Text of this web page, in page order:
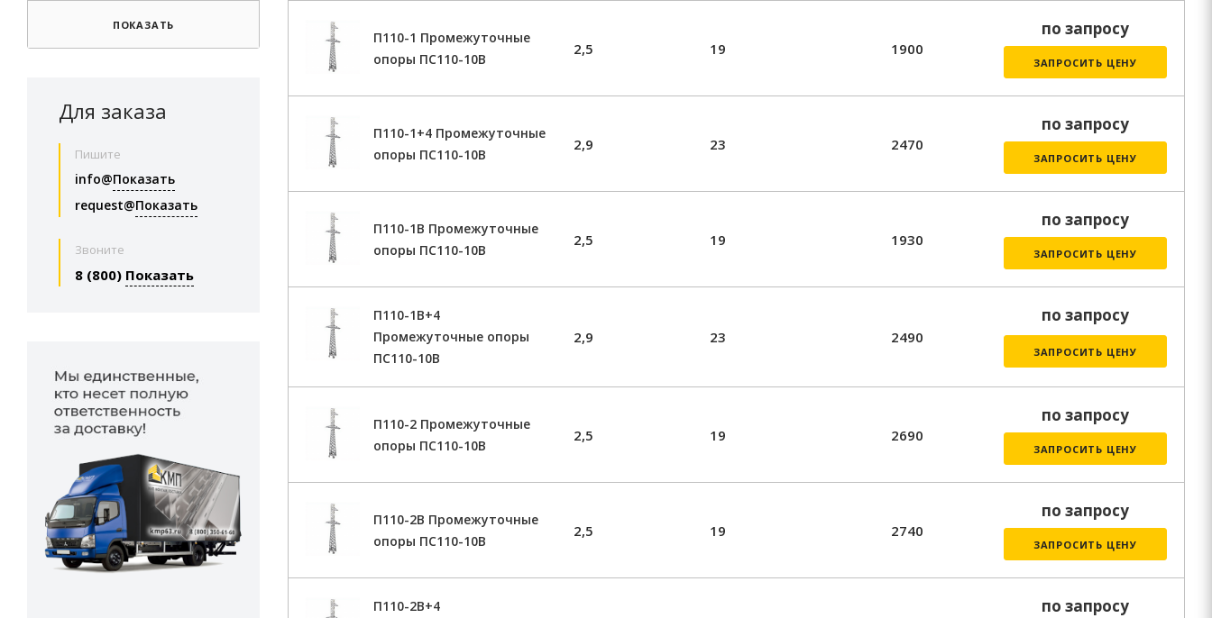
П110-1 Промежуточные
опоры ПС110-10В
2,5 19 1900
по запросу
ЗАПРОСИТЬ ЦЕНУ
П110-1+4 Промежуточные
опоры ПС110-10В
2,9 23 2470
по запросу
ЗАПРОСИТЬ ЦЕНУ
П110-1В Промежуточные
опоры ПС110-10В
2,5 19 1930
по запросу
ЗАПРОСИТЬ ЦЕНУ
П110-1В+4
Промежуточные опоры
ПС110-10В
2,9 23 2490
по запросу
ЗАПРОСИТЬ ЦЕНУ
П110-2 Промежуточные
опоры ПС110-10В
2,5 19 2690
по запросу
ЗАПРОСИТЬ ЦЕНУ
П110-2В Промежуточные
опоры ПС110-10В
2,5 19 2740
по запросу
ЗАПРОСИТЬ ЦЕНУ
П110-2В+4
по запросу
ПОКАЗАТЬ
Для заказа
Пишите
info@Показать
request@Показать
Звоните
8 (800) Показать